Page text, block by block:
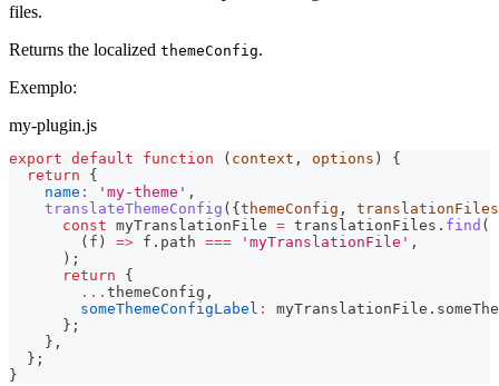
files.
Returns the localized themeConfig.
Exemplo:
my-plugin.js
export default function ( context , options )
{
return
{
name : 'my-theme' ,
translateThemeConfig ( { themeConfig ,
translationFiles
const myTranslationFile = translationFiles . find (
( f ) => f . path === 'myTranslationFile' ,
) ;
return
{
... themeConfig ,
someThemeConfigLabel : myTranslationFile .
} ;
} ,
} ;
}